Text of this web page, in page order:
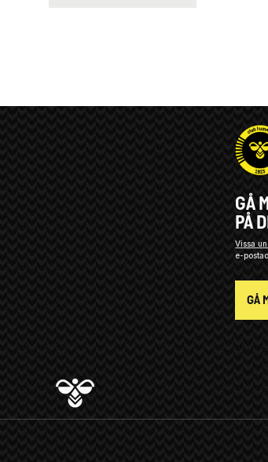
GÅ
PÅ
Vissa
e-
GÅ